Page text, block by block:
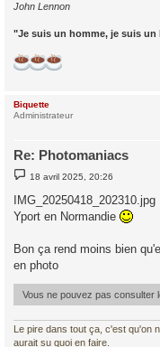
John Lennon
"Je suis un homme, je suis un
Biquette
Administrateur
Re: Photomaniacs
M
e
s
s
a
18 avril 2025, 20:26
IMG_20250418_202310.jpg
Yport en Normandie
Bon ça rend moins bien
en photo
Vous ne pouvez pas consulter
Le pire dans tout ça, c'est qu'on
aurait su quoi en faire.